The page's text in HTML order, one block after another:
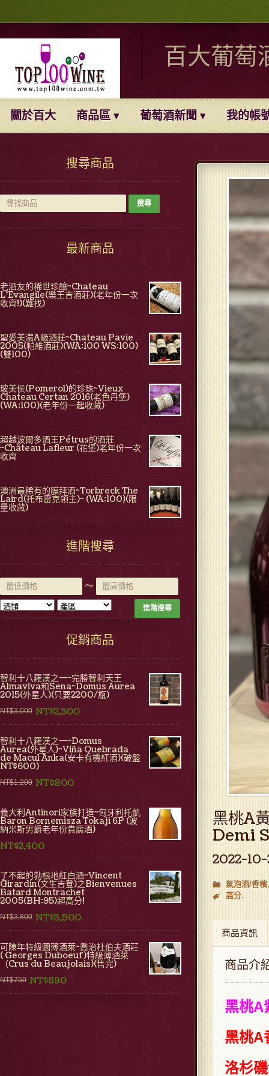
百大葡萄
關於百大 商品區 葡萄酒新聞 我的帳
搜尋商品
最新商品
老酒友的稀世珍釀~Chateau
L'Evangile(樂王吉酒莊)(老年份一次
收齊!)(難找)
聖愛美濃A級酒莊~Chateau Pavie
2005(帕維酒莊)(WA:100 WS:100)
(雙100)
玻美侯(Pomerol)的珍珠~Vieux
Chateau Certan 2016(老色丹堡)
(WA:100)(老年份一起收藏)
超越波爾多酒王Pétrus的酒莊
~Château Lafleur (花堡)老年份一次
收齊
澳洲最稀有的膜拜酒~Torbreck The
Laird(托布雷克領主)~ (WA:100)(限
量收藏)
進階搜尋
~
進階搜尋
促銷商品
智利十八羅漢之一~完勝智利天王
Almaviva和Sena~Domus Aurea
2015(外星人)(只要2200/瓶)
NT$3,000 NT$2,300
智利十八羅漢之一~Domus
Aurea(外星人)~Viña Quebrada
de Macul Anka(安卡有機紅酒)(破盤
NT$600)
NT$1,200 NT$800
義大利Antinori家族打造~匈牙利托凱
Baron Bornemisza Tokaji 6P (波
納米斯男爵老年份貴腐酒)
NT$2,400
了不起的勃根地紅白酒~Vincent
Girardin(文生吉登)之Bienvenues
Batard Montrachet
2005(BH:95)超高分!
NT$3,800 NT$3,500
可陳年特級園薄酒萊~喬治杜伯夫酒莊
( Georges Duboeuf)特級薄酒萊
（Crus du Beaujolais)(售完)
NT$750 NT$690
黑桃A
Demi
2022-10-
氣泡酒/香檳
高分
商品資訊
商品介
黑桃A
黑桃A
洛杉